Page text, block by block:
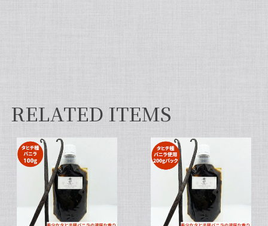
セット タヒチ種 + ブルボン種 10本 サイズだけ訳あり バニラビーンズ VANILLA VILLAGE
RELATED ITEMS